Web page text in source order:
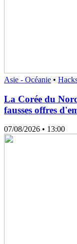
Asie - Océanie •
La Corée du
fausses offres
07/08/2026 • 13:00